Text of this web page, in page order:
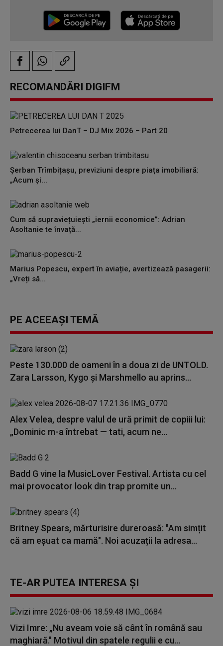
RECOMANDĂRI DIGIFM
Petrecerea lui DanT – DJ Mix 2026 – Part 20
Șerban Trîmbițașu, previziuni despre piața imobiliară:
„Acum și...
Cum să supraviețuiești „iernii economice”: Adrian
Asoltanie te învață...
Marius Popescu, expert în aviație, avertizează pasagerii:
„Vreți să...
PE ACEEAȘI TEMĂ
Peste 130.000 de oameni în a doua zi de UNTOLD.
Zara Larsson, Kygo și Marshmello au aprins...
Alex Velea, despre valul de ură primit de copiii lui:
„Dominic m-a întrebat — tati, acum ne...
Badd G vine la MusicLover Festival. Artista cu cel
mai provocator look din trap promite un...
Britney Spears, mărturisire dureroasă: "Am simțit
că am eșuat ca mamă". Noi acuzații la adresa...
TE-AR PUTEA INTERESA ȘI
Vizi Imre: „Nu aveam voie să cânt în română sau
maghiară." Motivul din spatele regulii e cu...